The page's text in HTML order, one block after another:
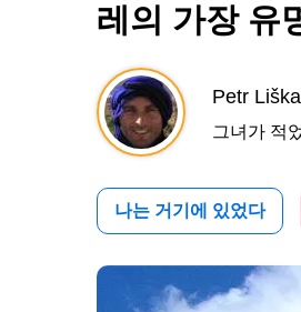
레의 가장 유
Petr Liška
그녀가 적
나는 거기에 있었다